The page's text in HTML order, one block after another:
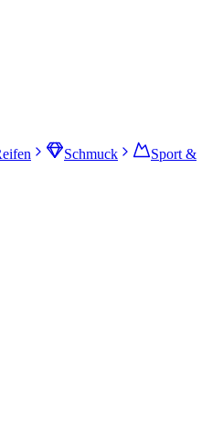
Schmuck
Sport &